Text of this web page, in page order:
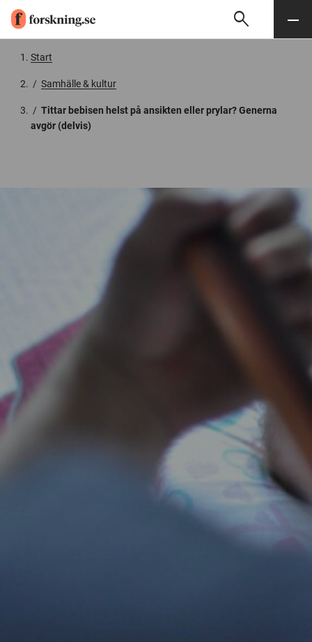
Söksearch Meny
Start
/ Samhälle & kultur
/ Tittar bebisen helst på ansikten eller prylar? Generna
avgör (delvis)